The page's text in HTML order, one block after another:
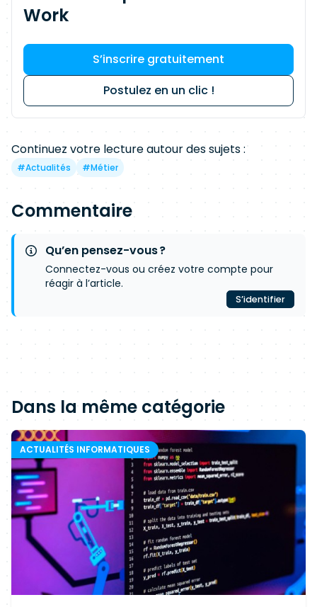
Work
S’inscrire gratuitement
Postulez en un clic !
Continuez votre lecture autour des sujets :
#Actualités #Métier
Commentaire
Qu’en pensez-vous ?
Connectez-vous ou créez votre compte pour
réagir à l’article.
S’identifier
Dans la même catégorie
ACTUALITÉS INFORMATIQUES